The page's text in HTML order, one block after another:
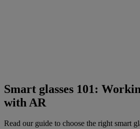
Smart glasses 101:
with AR
Read our guide to choose the right smart